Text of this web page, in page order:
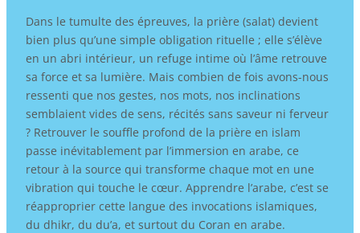
Dans le tumulte des épreuves, la prière (salat) devient
bien plus qu’une simple obligation rituelle ; elle s’élève
en un abri intérieur, un refuge intime où l’âme retrouve
sa force et sa lumière. Mais combien de fois avons-nous
ressenti que nos gestes, nos mots, nos inclinations
semblaient vides de sens, récités sans saveur ni ferveur
? Retrouver le souffle profond de la prière en islam
passe inévitablement par l’immersion en arabe, ce
retour à la source qui transforme chaque mot en une
vibration qui touche le cœur. Apprendre l’arabe, c’est se
réapproprier cette langue des invocations islamiques,
du dhikr, du du’a, et surtout du Coran en arabe.